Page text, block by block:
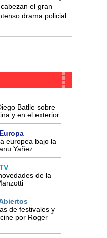
el gran
drama policial.
Batlle sobre
y en el exterior
europea bajo la
Yañez
de la
de festivales y
por Roger